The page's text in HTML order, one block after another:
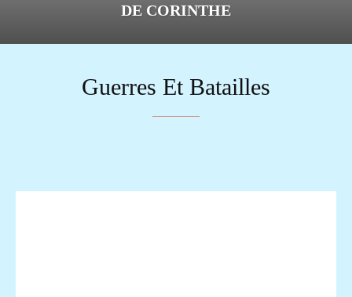
DE CORINTHE
Guerres Et Batailles